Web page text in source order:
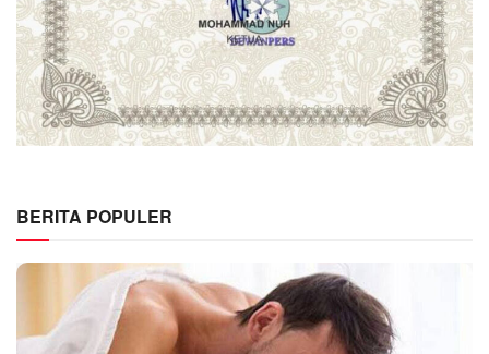
BERITA POPULER